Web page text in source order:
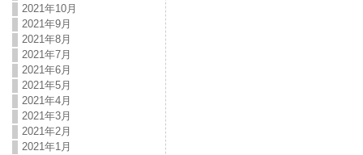
2021年10月
2021年9月
2021年8月
2021年7月
2021年6月
2021年5月
2021年4月
2021年3月
2021年2月
2021年1月